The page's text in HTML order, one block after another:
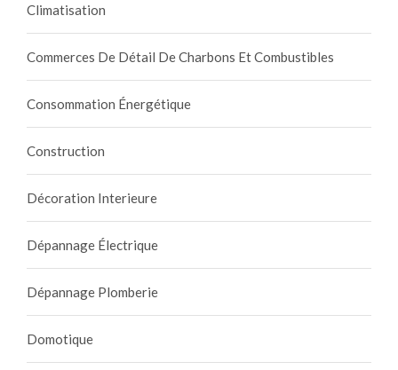
Climatisation
Commerces De Détail De Charbons Et Combustibles
Consommation Énergétique
Construction
Décoration Interieure
Dépannage Électrique
Dépannage Plomberie
Domotique